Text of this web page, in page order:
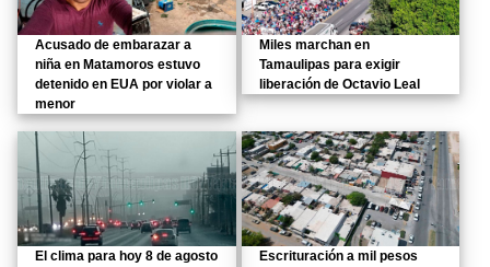
Acusado de embarazar a
niña en Matamoros estuvo
detenido en EUA por violar a
menor
Miles marchan en
Tamaulipas para exigir
liberación de Octavio Leal
El clima para hoy 8 de agosto
Escrituración a mil pesos